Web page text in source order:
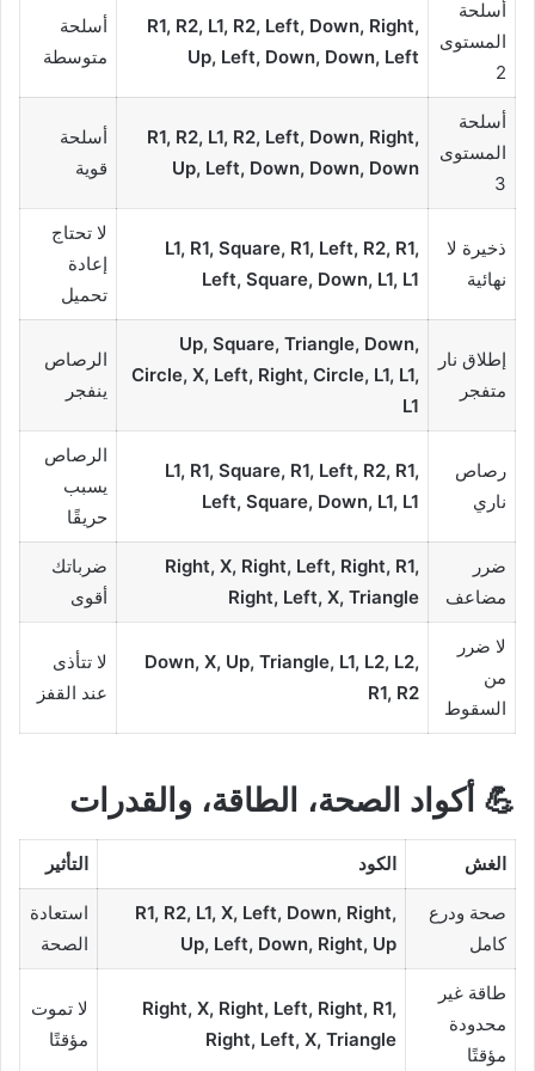
أسلحة
المستوى
2
R1, R2, L1, R2, Left, Down, Right,
Up, Left, Down, Down, Left
أسلحة
متوسطة
أسلحة
المستوى
3
R1, R2, L1, R2, Left, Down, Right,
Up, Left, Down, Down, Down
أسلحة
قوية
ذخيرة لا
نهائية
L1, R1, Square, R1, Left, R2, R1,
Left, Square, Down, L1, L1
لا تحتاج
إعادة
تحميل
إطلاق نار
متفجر
Up, Square, Triangle, Down,
Circle, X, Left, Right, Circle, L1, L1,
L1
الرصاص
ينفجر
رصاص
ناري
L1, R1, Square, R1, Left, R2, R1,
Left, Square, Down, L1, L1
الرصاص
يسبب
حريقًا
ضرر
مضاعف
Right, X, Right, Left, Right, R1,
Right, Left, X, Triangle
ضرباتك
أقوى
لا ضرر
من
السقوط
Down, X, Up, Triangle, L1, L2, L2,
R1, R2
لا تتأذى
عند القفز
💪 أكواد الصحة، الطاقة، والقدرات
الغش الكود التأثير
صحة ودرع
كامل
R1, R2, L1, X, Left, Down, Right,
Up, Left, Down, Right, Up
استعادة
الصحة
طاقة غير
محدودة
مؤقتًا
Right, X, Right, Left, Right, R1,
Right, Left, X, Triangle
لا تموت
مؤقتًا